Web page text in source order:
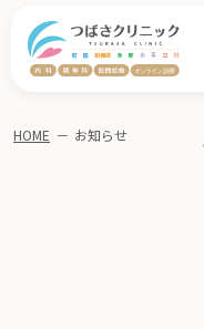
HOME － お知らせ